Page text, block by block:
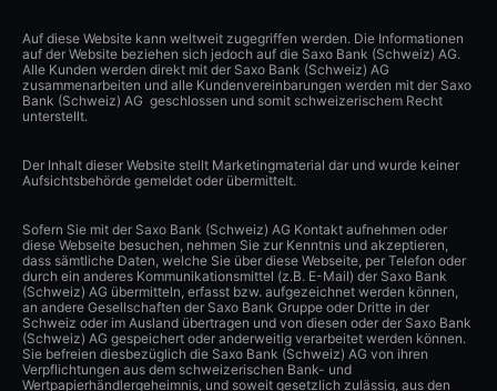
Auf diese Website kann weltweit zugegriffen werden. Die Informationen
auf der Website beziehen sich jedoch auf die Saxo Bank (Schweiz) AG.
Alle Kunden werden direkt mit der Saxo Bank (Schweiz) AG
zusammenarbeiten und alle Kundenvereinbarungen werden mit der Saxo
Bank (Schweiz) AG geschlossen und somit schweizerischem Recht
unterstellt.
Der Inhalt dieser Website stellt Marketingmaterial dar und wurde keiner
Aufsichtsbehörde gemeldet oder übermittelt.
Sofern Sie mit der Saxo Bank (Schweiz) AG Kontakt aufnehmen oder
diese Webseite besuchen, nehmen Sie zur Kenntnis und akzeptieren,
dass sämtliche Daten, welche Sie über diese Webseite, per Telefon oder
durch ein anderes Kommunikationsmittel (z.B. E-Mail) der Saxo Bank
(Schweiz) AG übermitteln, erfasst bzw. aufgezeichnet werden können,
an andere Gesellschaften der Saxo Bank Gruppe oder Dritte in der
Schweiz oder im Ausland übertragen und von diesen oder der Saxo Bank
(Schweiz) AG gespeichert oder anderweitig verarbeitet werden können.
Sie befreien diesbezüglich die Saxo Bank (Schweiz) AG von ihren
Verpflichtungen aus dem schweizerischen Bank- und
Wertpapierhändlergeheimnis, und soweit gesetzlich zulässig, aus den